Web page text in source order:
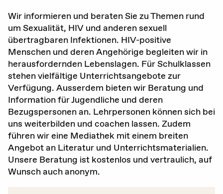
HIV / IST
Contraccezione
Gravidanza (voluta / non voluta)
Educazione sessuale
Violenza sessuale
Diritti sessuali
Politica
Wir informieren und beraten Sie zu Themen rund
um Sexualität, HIV und anderen sexuell
übertragbaren Infektionen. HIV-positive
Menschen und deren Angehörige begleiten wir in
herausfordernden Lebenslagen. Für Schulklassen
stehen vielfältige Unterrichtsangebote zur
Verfügung. Ausserdem bieten wir Beratung und
Information für Jugendliche und deren
Bezugspersonen an. Lehrpersonen können sich bei
uns weiterbilden und coachen lassen. Zudem
führen wir eine Mediathek mit einem breiten
Angebot an Literatur und Unterrichtsmaterialien.
Unsere Beratung ist kostenlos und vertraulich, auf
Wunsch auch anonym.